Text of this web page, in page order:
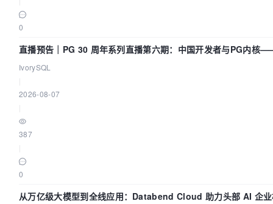
0
直播预告｜PG 30 周年系列直播第六期：中国开发者与PG内核
IvorySQL
2026-08-07
387
0
从万亿级大模型到全线应用：Databend Cloud 助力头部 AI 企